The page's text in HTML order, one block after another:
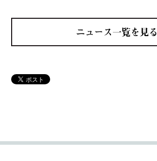
ニュース一覧を見る